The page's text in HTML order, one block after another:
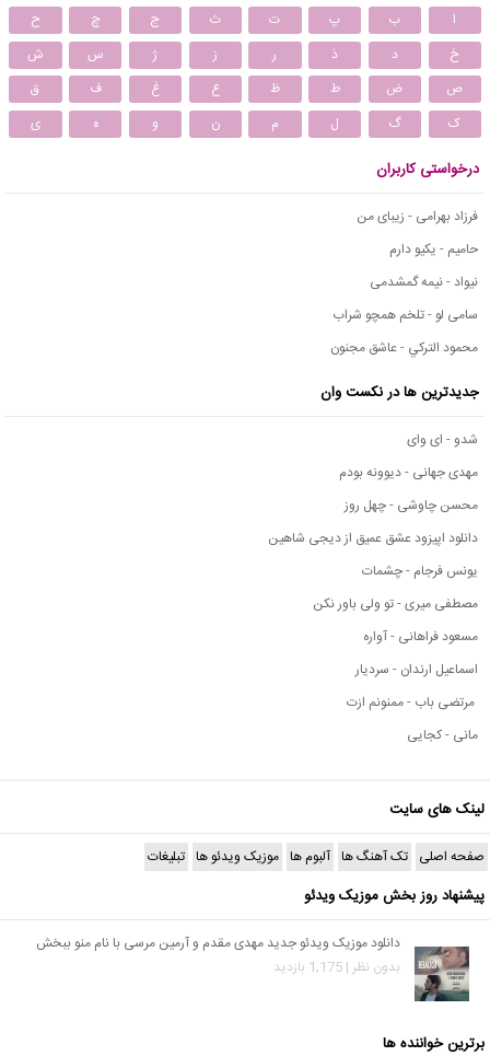
ا ب پ ت ث ج چ
ح
خ
د ذ ر ز ژ س
ش
ص
ض ط ظ ع غ ف
ق
ک
گ ل م ن و ه ی
درخواستی کاربران
فرزاد بهرامی - زیبای من
حامیم - یکیو دارم
نیواد - نیمه گمشدمی
سامی لو - تلخم همچو شراب
محمود التركي - عاشق مجنون
جدیدترین ها در نکست وان
شدو - ای وای
مهدی جهانی - دیوونه بودم
محسن چاوشی - چهل روز
دانلود اپیزود عشق عمیق از دیجی شاهین
یونس فرجام - چشمات
مصطفی میری - تو ولی باور نکن
مسعود فراهانی - آواره
اسماعیل ارندان - سردیار
مرتضی باب - ممنونم ازت
مانی - کجایی
لینک های سایت
صفحه اصلی تک آهنگ ها آلبوم ها موزیک ویدئو ها تبلیغات
پیشنهاد روز بخش موزیک ویدئو
دانلود موزیک ویدئو جدید مهدی مقدم و آرمین مرسی با نام منو ببخش
بدون نظر | 1,175 بازدید
برترین خواننده ها